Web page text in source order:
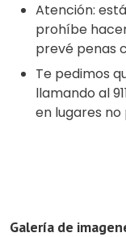
Atención:
prohíbe
prevé penas
Te pedimos
llamando al
en lugares no
Galería de